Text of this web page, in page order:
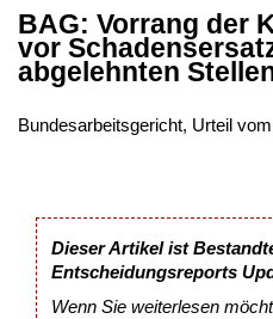
BAG: Vorrang der
vor
abgelehnten
Bundesarbeitsgericht, Urteil
Dieser Artikel ist
Entscheidungsreports
Wenn Sie weiterlesen